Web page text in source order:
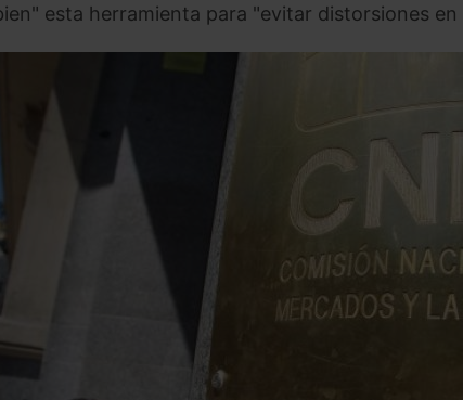
esta herramienta para "evitar distorsiones